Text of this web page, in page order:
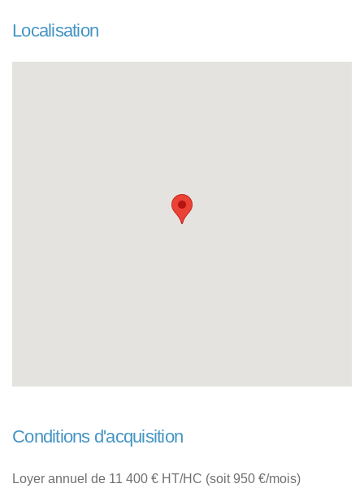
Localisation
Conditions d'acquisition
Loyer annuel de 11 400 € HT/HC (soit 950 €/mois)